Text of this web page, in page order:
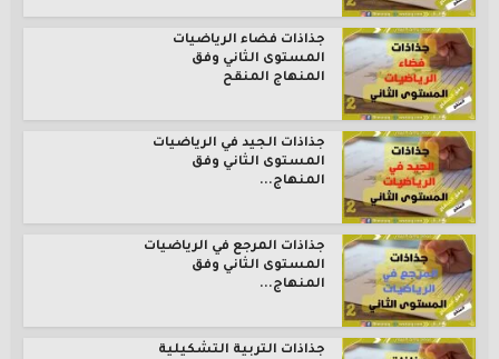
جذاذات فضاء الرياضيات
المستوى الثاني وفق
المنهاج المنقح
جذاذات الجيد في الرياضيات
المستوى الثاني وفق
المنهاج...
جذاذات المرجع في الرياضيات
المستوى الثاني وفق
المنهاج...
جذاذات التربية التشكيلية